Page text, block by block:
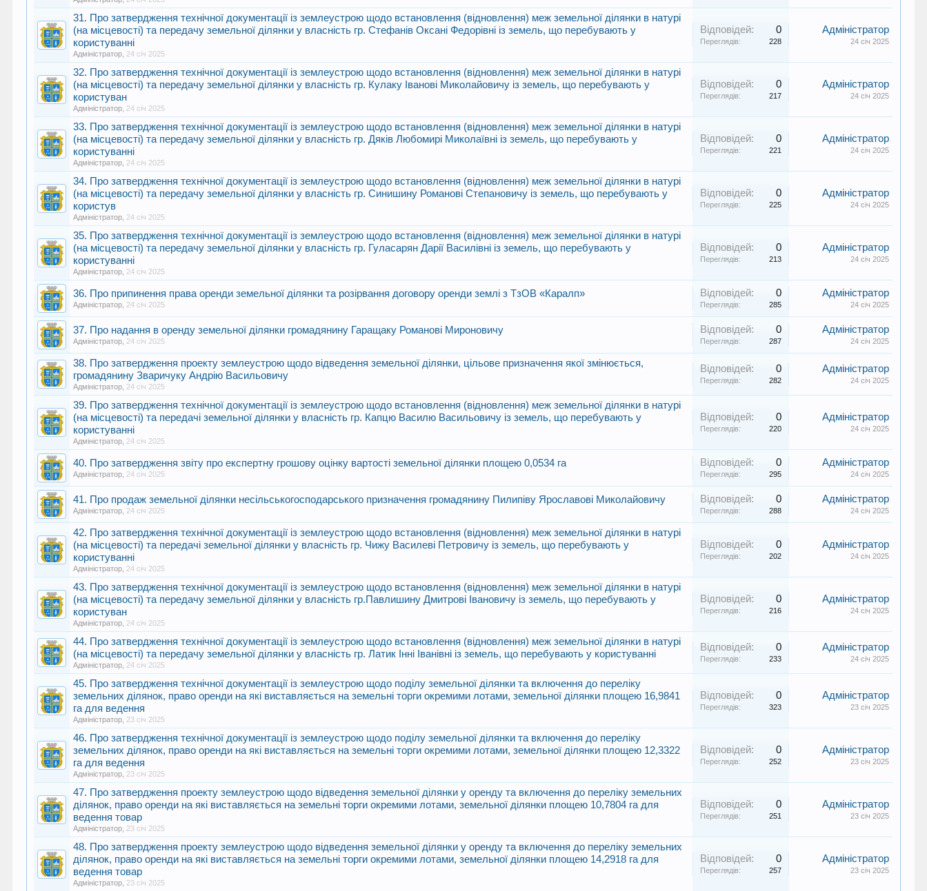
31. Про затвердження технічної документації із землеустрою щодо встановлення (відновлення) меж земельної ділянки в натурі
(на місцевості) та передачу земельної ділянки у власність гр. Стефанів Оксані Федорівні із земель, що перебувають у
користуванні
Адміністратор 24 січ 2025
Відповідей: 0
Переглядів: 228
Адміністратор
24 січ 2025
32. Про затвердження технічної документації із землеустрою щодо встановлення (відновлення) меж земельної ділянки в натурі
(на місцевості) та передачу земельної ділянки у власність гр. Кулаку Іванові Миколайовичу із земель, що перебувають у
користуван
Адміністратор 24 січ 2025
Відповідей: 0
Переглядів: 217
Адміністратор
24 січ 2025
33. Про затвердження технічної документації із землеустрою щодо встановлення (відновлення) меж земельної ділянки в натурі
(на місцевості) та передачу земельної ділянки у власність гр. Дяків Любомирі Миколаївні із земель, що перебувають у
користуванні
Адміністратор 24 січ 2025
Відповідей: 0
Переглядів: 221
Адміністратор
24 січ 2025
34. Про затвердження технічної документації із землеустрою щодо встановлення (відновлення) меж земельної ділянки в натурі
(на місцевості) та передачу земельної ділянки у власність гр. Синишину Романові Степановичу із земель, що перебувають у
користув
Адміністратор 24 січ 2025
Відповідей: 0
Переглядів: 225
Адміністратор
24 січ 2025
35. Про затвердження технічної документації із землеустрою щодо встановлення (відновлення) меж земельної ділянки в натурі
(на місцевості) та передачу земельної ділянки у власність гр. Гуласарян Дарії Василівні із земель, що перебувають у
користуванні
Адміністратор 24 січ 2025
Відповідей: 0
Переглядів: 213
Адміністратор
24 січ 2025
36. Про припинення права оренди земельної ділянки та розірвання договору оренди землі з ТзОВ «Каралп»
Адміністратор 24 січ 2025
Відповідей: 0
Переглядів: 285
Адміністратор
24 січ 2025
37. Про надання в оренду земельної ділянки громадянину Гаращаку Романові Мироновичу
Адміністратор 24 січ 2025
Відповідей: 0
Переглядів: 287
Адміністратор
24 січ 2025
38. Про затвердження проекту землеустрою щодо відведення земельної ділянки, цільове призначення якої змінюється,
громадянину Зваричуку Андрію Васильовичу
Адміністратор 24 січ 2025
Відповідей: 0
Переглядів: 282
Адміністратор
24 січ 2025
39. Про затвердження технічної документації із землеустрою щодо встановлення (відновлення) меж земельної ділянки в натурі
(на місцевості) та передачі земельної ділянки у власність гр. Капцю Василю Васильовичу із земель, що перебувають у
користуванні
Адміністратор 24 січ 2025
Відповідей: 0
Переглядів: 220
Адміністратор
24 січ 2025
40. Про затвердження звіту про експертну грошову оцінку вартості земельної ділянки площею 0,0534 га
Адміністратор 24 січ 2025
Відповідей: 0
Переглядів: 295
Адміністратор
24 січ 2025
41. Про продаж земельної ділянки несільськогосподарського призначення громадянину Пилипіву Ярославові Миколайовичу
Адміністратор 24 січ 2025
Відповідей: 0
Переглядів: 288
Адміністратор
24 січ 2025
42. Про затвердження технічної документації із землеустрою щодо встановлення (відновлення) меж земельної ділянки в натурі
(на місцевості) та передачі земельної ділянки у власність гр. Чижу Василеві Петровичу із земель, що перебувають у
користуванні
Адміністратор 24 січ 2025
Відповідей: 0
Переглядів: 202
Адміністратор
24 січ 2025
43. Про затвердження технічної документації із землеустрою щодо встановлення (відновлення) меж земельної ділянки в натурі
(на місцевості) та передачу земельної ділянки у власність гр.Павлишину Дмитрові Івановичу із земель, що перебувають у
користуван
Адміністратор 24 січ 2025
Відповідей: 0
Переглядів: 216
Адміністратор
24 січ 2025
44. Про затвердження технічної документації із землеустрою щодо встановлення (відновлення) меж земельної ділянки в натурі
(на місцевості) та передачу земельної ділянки у власність гр. Латик Інні Іванівні із земель, що перебувають у користуванні
Адміністратор 24 січ 2025
Відповідей: 0
Переглядів: 233
Адміністратор
24 січ 2025
45. Про затвердження технічної документації із землеустрою щодо поділу земельної ділянки та включення до переліку
земельних ділянок, право оренди на які виставляється на земельні торги окремими лотами, земельної ділянки площею 16,9841
га для ведення
Адміністратор 23 січ 2025
Відповідей: 0
Переглядів: 323
Адміністратор
23 січ 2025
46. Про затвердження технічної документації із землеустрою щодо поділу земельної ділянки та включення до переліку
земельних ділянок, право оренди на які виставляється на земельні торги окремими лотами, земельної ділянки площею 12,3322
га для ведення
Адміністратор 23 січ 2025
Відповідей: 0
Переглядів: 252
Адміністратор
23 січ 2025
47. Про затвердження проекту землеустрою щодо відведення земельної ділянки у оренду та включення до переліку земельних
ділянок, право оренди на які виставляється на земельні торги окремими лотами, земельної ділянки площею 10,7804 га для
ведення товар
Адміністратор 23 січ 2025
Відповідей: 0
Переглядів: 251
Адміністратор
23 січ 2025
48. Про затвердження проекту землеустрою щодо відведення земельної ділянки у оренду та включення до переліку земельних
ділянок, право оренди на які виставляється на земельні торги окремими лотами, земельної ділянки площею 14,2918 га для
ведення товар
Адміністратор 23 січ 2025
Відповідей: 0
Переглядів: 257
Адміністратор
23 січ 2025